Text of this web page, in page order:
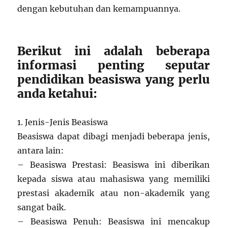
dengan kebutuhan dan kemampuannya.
Berikut ini adalah beberapa
informasi penting seputar
pendidikan beasiswa yang perlu
anda ketahui:
1. Jenis-Jenis Beasiswa
Beasiswa dapat dibagi menjadi beberapa jenis,
antara lain:
– Beasiswa Prestasi: Beasiswa ini diberikan
kepada siswa atau mahasiswa yang memiliki
prestasi akademik atau non-akademik yang
sangat baik.
– Beasiswa Penuh: Beasiswa ini mencakup